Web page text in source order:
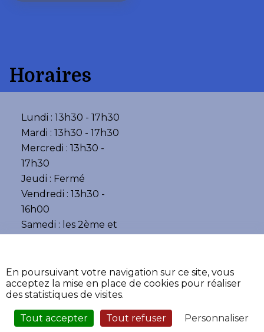
Horaires
Lundi : 13h30 - 17h30
Mardi : 13h30 - 17h30
Mercredi : 13h30 -
17h30
Jeudi : Fermé
Vendredi : 13h30 -
16h00
Samedi : les 2ème et
•
Mentions légales •
Plan du site •
l'Adico
Service Sécurisé
En poursuivant votre navigation sur ce site, vous
acceptez la mise en place de cookies pour réaliser
des statistiques de visites.
Tout accepter Tout refuser Personnaliser